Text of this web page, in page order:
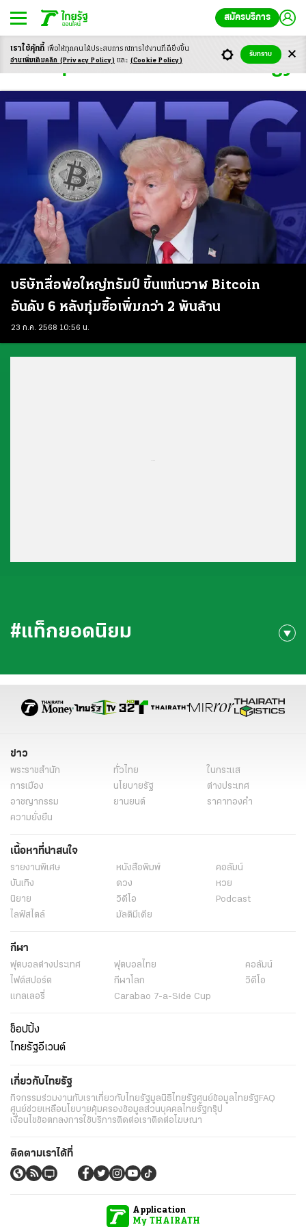
สมัครบริการ
Trump Media and Technology
บริษัทสื่อพ่อใหญ่ทรัมป์ ขึ้นแท่นวาฬ Bitcoin
อันดับ 6 หลังทุ่มซื้อเพิ่มกว่า 2 พันล้าน
23 ก.ค. 2568 10:56 น.
#แท็กยอดนิยม
ข่าว
พระราชสำนัก ทั่วไทย
ในกระแส
การเมือง
นโยบายรัฐ
ต่างประเทศ
อาชญากรรม
ยานยนต์
ราคาทองคำ
ความยั่งยืน
เนื้อหาที่น่าสนใจ
รายงานพิเศษ หนังสือพิมพ์
คอลัมน์
บันเทิง
ดวง
หวย
นิยาย
วิดีโอ
Podcast
ไลฟ์สไตล์
มัลติมีเดีย
กีฬา
ฟุตบอลต่่างประเทศ ฟุตบอลไทย
คอลัมน์
ไฟต์สปอร์ต
กีฬาโลก
วิดีโอ
แกลเลอรี่
Carabao 7-a-Side Cup
ช็อปปิ้ง
ไทยรัฐอีเวนต์
เกี่ยวกับไทยรัฐ
กิจกรรมร่วมงานกับเราเกี่ยวกับไทยรัฐมูลนิธิไทยรัฐศูนย์ข้อมูลไทยรัฐFAQ
ศูนย์ช่วยเหลือนโยบายคุ้มครองข้อมูลส่วนบุคคลไทยรัฐกรุ๊ป
เงื่อนไขข้อตกลงการใช้บริการติดต่อเราติดต่อโฆษณา
ติดตามเราได้ที่
Application
My THAIRATH
เราใช้คุ้กกี้ เพื่อให้ทุกคนได้ประสบการณ์การใช้งานที่ดียิ่งขึ้น
อ่านเพิ่มเติมคลิก (Privacy Policy) และ (Cookie Policy)
รับทราบ